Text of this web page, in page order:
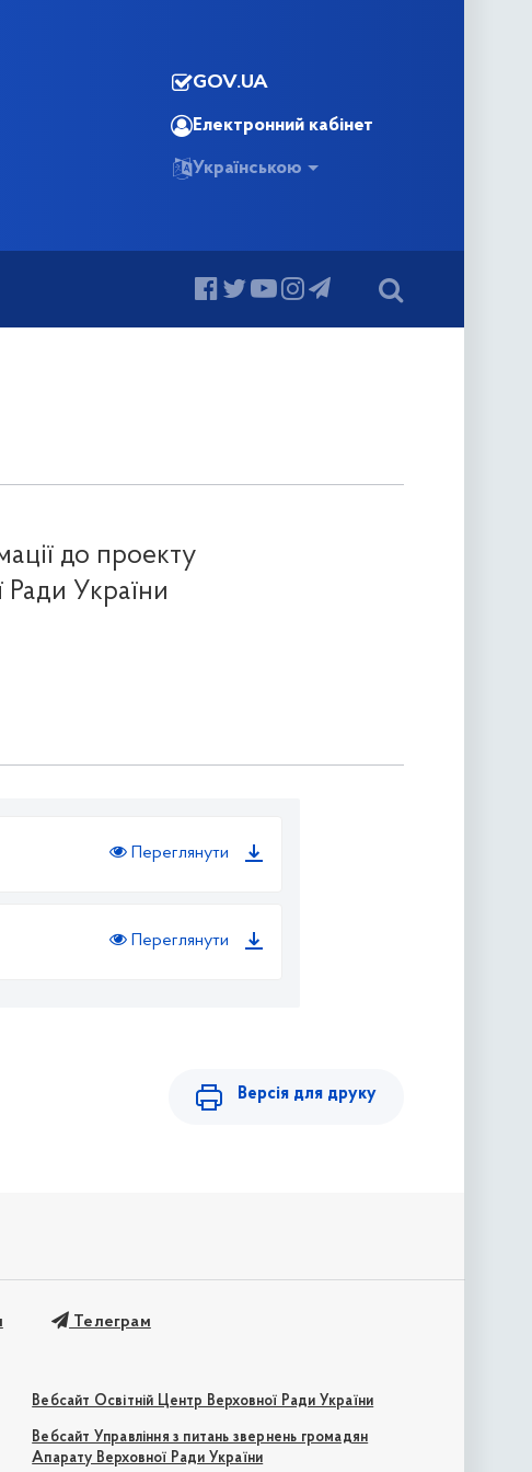
GOV.UA
Електронний кабінет
Українською
до проекту
Ради України
Переглянути
Переглянути
Версія для друку
Телеграм
Вебсайт Освітній Центр Верховної Ради України
Вебсайт Управління з питань звернень громадян
Апарату Верховної Ради України